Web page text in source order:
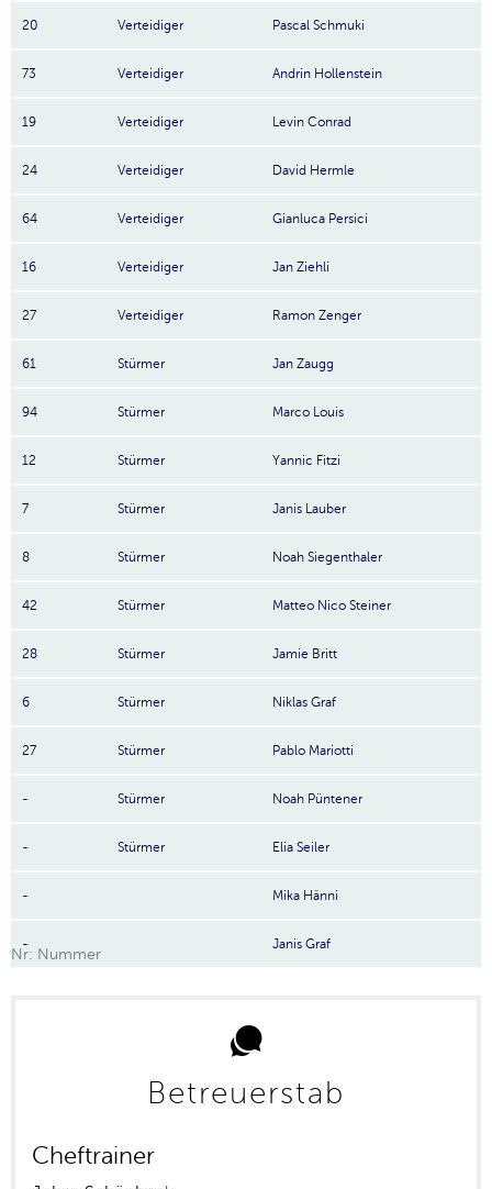
20 Verteidiger Pascal Schmuki
73 Verteidiger Andrin Hollenstein
19 Verteidiger Levin Conrad
24 Verteidiger David Hermle
64 Verteidiger Gianluca Persici
16 Verteidiger Jan Ziehli
27 Verteidiger Ramon Zenger
61 Stürmer Jan Zaugg
94 Stürmer Marco Louis
12 Stürmer Yannic Fitzi
7 Stürmer Janis Lauber
8 Stürmer Noah Siegenthaler
42 Stürmer Matteo Nico Steiner
28 Stürmer Jamie Britt
6 Stürmer Niklas Graf
27 Stürmer Pablo Mariotti
- Stürmer Noah Püntener
- Stürmer Elia Seiler
- Mika Hänni
- Janis Graf
Nr: Nummer
Betreuerstab
Cheftrainer